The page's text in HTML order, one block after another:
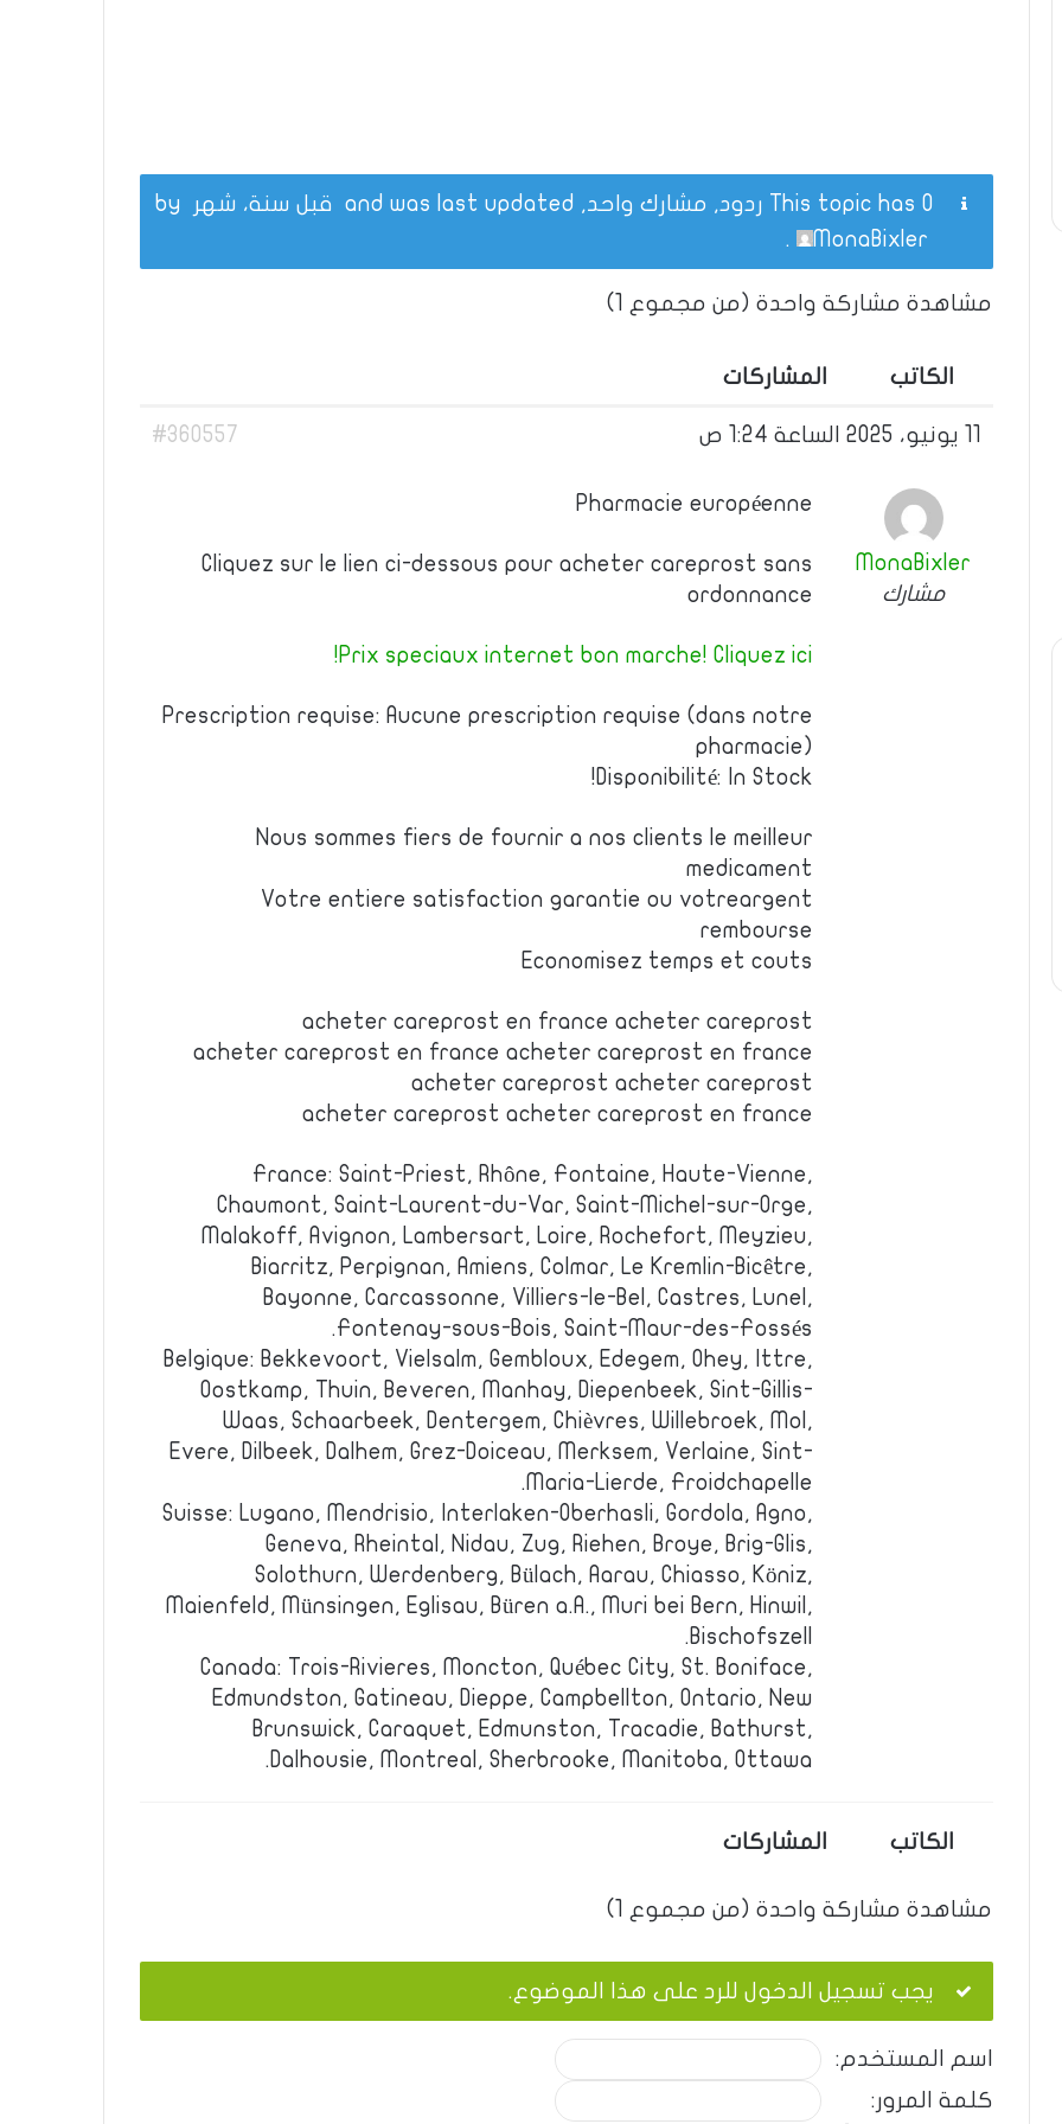
This topic has 0 ردود, مشارك واحد, and was last updated قبل سنة، شهر
MonaBixler
.
مشاهدة مشاركة واحدة (من مجموع 1)
الكاتب المشاركات
#360557
MonaBixler
مشارك
Pharmacie européenne
Cliquez sur le lien ci-dessous pour acheter careprost sans
ordonnance
Prix speciaux internet bon marche! Cliquez ici!
Prescription requise: Aucune prescription requise (dans notre
pharmacie)
Disponibilité: In Stock!
Nous sommes fiers de fournir a nos clients le meilleur
medicament
Votre entiere satisfaction garantie ou votreargent
rembourse
Economisez temps et couts
acheter careprost en france acheter careprost
acheter careprost en france acheter careprost en france
acheter careprost acheter careprost
acheter careprost acheter careprost en france
France: Saint-Priest, Rhône, Fontaine, Haute-Vienne,
Chaumont, Saint-Laurent-du-Var, Saint-Michel-sur-Orge,
Malakoff, Avignon, Lambersart, Loire, Rochefort, Meyzieu,
Biarritz, Perpignan, Amiens, Colmar, Le Kremlin-Bicêtre,
Bayonne, Carcassonne, Villiers-le-Bel, Castres, Lunel,
Fontenay-sous-Bois, Saint-Maur-des-Fossés.
Belgique: Bekkevoort, Vielsalm, Gembloux, Edegem, Ohey, Ittre,
Oostkamp, Thuin, Beveren, Manhay, Diepenbeek, Sint-Gillis-
Waas, Schaarbeek, Dentergem, Chièvres, Willebroek, Mol,
Evere, Dilbeek, Dalhem, Grez-Doiceau, Merksem, Verlaine, Sint-
Maria-Lierde, Froidchapelle.
Suisse: Lugano, Mendrisio, Interlaken-Oberhasli, Gordola, Agno,
Geneva, Rheintal, Nidau, Zug, Riehen, Broye, Brig-Glis,
Solothurn, Werdenberg, Bülach, Aarau, Chiasso, Köniz,
Maienfeld, Münsingen, Eglisau, Büren a.A., Muri bei Bern, Hinwil,
Bischofszell.
Canada: Trois-Rivieres, Moncton, Québec City, St. Boniface,
Edmundston, Gatineau, Dieppe, Campbellton, Ontario, New
Brunswick, Caraquet, Edmunston, Tracadie, Bathurst,
Dalhousie, Montreal, Sherbrooke, Manitoba, Ottawa.
الكاتب المشاركات
مشاهدة مشاركة واحدة (من مجموع 1)
يجب تسجيل الدخول للرد على هذا الموضوع.
اسم المستخدم:
كلمة المرور: